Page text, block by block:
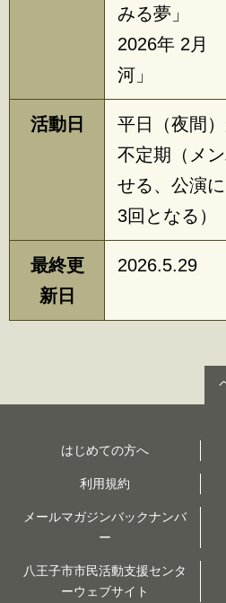
みる夢」
2026年 2
河」
活動日
平日（夜間
不定期（メ
せる、公演
3回となる）
最終更
新日
2026.5.29
はじめての方へ
利用規約
メールマガジンバックナンバ
ー
八王子市市民活動支援センタ
ーウェブサイト